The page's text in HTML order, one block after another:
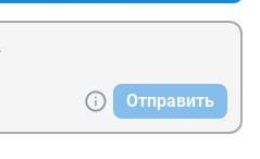
Отправить